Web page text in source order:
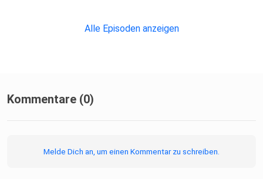
Alle Episoden anzeigen
Kommentare (0)
Melde Dich an, um einen Kommentar zu schreiben.